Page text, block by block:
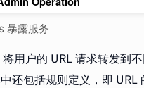
暴露服务
户的 URL 请求转发到不
还包括规则定义，即 URL